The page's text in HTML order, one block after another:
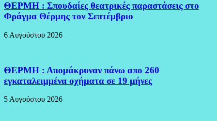
ΘΕΡΜΗ : Σπουδαίες θεατρικές παραστάσεις στο
Φράγμα Θέρμης τον Σεπτέμβριο
6 Αυγούστου 2026
ΘΕΡΜΗ : Απομάκρυναν πάνω απο 260
εγκαταλειμμένα οχήματα σε 19 μήνες
5 Αυγούστου 2026